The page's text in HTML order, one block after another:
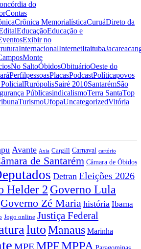
do
Contas
Crônica MemorialísticaCuruáDireto da
EducaçãoEducação e
Exibir no
InternacionalInternetItaituba
Monte
No SaltoÓbidosObituárioOeste do
PerfilpessoasPlacasPodcastPolíticapovos
RurópolisSairé 2010SantarémSão
PúblicasindicalismoTerra SantaTop
TurismoUfopaUncategorizedVitória
Avante Axia Cargill Carnaval cartório
de Santarém Câmara de Óbidos
Detran Eleições 2026
Helder 2 Governo Lula
Governo Zé Maria história Ibama
Jogo online Justiça Federal
lutoManaus Marinha
MPEMPFMPPA